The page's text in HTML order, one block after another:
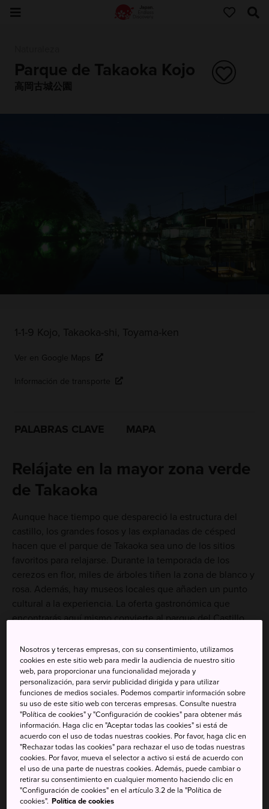
Parque de Takaoka Kojo
高岡古城公園
1-1-9 Kojo, Takaoka-shi, Toyama-ken
Ver en Google Maps
Información de transporte
PALABRAS CLAVE MAPA
Relájate en la mayor zona verde
de Takaoka
Aunque hace tiempo que despareció la estructura del
castillo, los grandes fosos y las explanadas de césped
hacen que el parque de Takaoka sea uno de los sitios
favoritos para relajarse. Durante la temporada de los
cerezos en flor, miles de árboles tiñen la zona de blanco y
rosa. Además, hay museos locales que añaden un punto
cultural a la experiencia. La oferta gastronómica que
encontrarás aquí mismo convierte al parque del Castillo
Nosotros y terceras empresas, con su consentimiento, utilizamos
cookies en este sitio web para medir la audiencia de nuestro sitio
web, para proporcionar una funcionalidad mejorada y
personalización, para servir publicidad dirigida y para utilizar
funciones de medios sociales. Podemos compartir información sobre
su uso de este sitio web con terceras empresas. Consulte nuestra
"Política de cookies" y "Configuración de cookies" para obtener más
información. Haga clic en "Aceptar todas las cookies" si está de
acuerdo con el uso de todas nuestras cookies. Por favor, haga clic en
"Rechazar todas las cookies" para rechazar el uso de todas nuestras
cookies. Por favor, mueva el selector a activo si está de acuerdo con
el uso de una parte de nuestras cookies. Además, puede cambiar o
retirar su consentimiento en cualquier momento haciendo clic en
"Configuración de cookies" en el artículo 3.2 de la "Política de
cookies". Política de cookies